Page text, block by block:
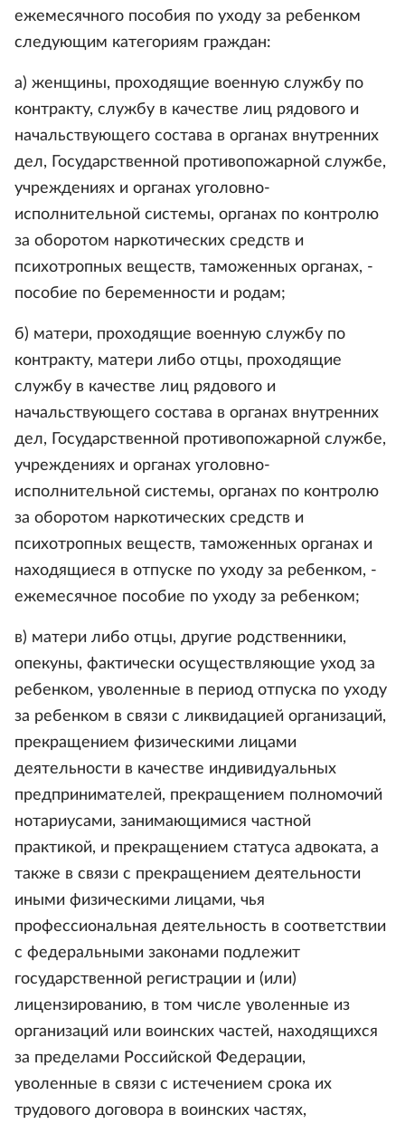
ежемесячного пособия по уходу за ребенком
следующим категориям граждан:
а) женщины, проходящие военную службу по
контракту, службу в качестве лиц рядового и
начальствующего состава в органах внутренних
дел, Государственной противопожарной службе,
учреждениях и органах уголовно-
исполнительной системы, органах по контролю
за оборотом наркотических средств и
психотропных веществ, таможенных органах, -
пособие по беременности и родам;
б) матери, проходящие военную службу по
контракту, матери либо отцы, проходящие
службу в качестве лиц рядового и
начальствующего состава в органах внутренних
дел, Государственной противопожарной службе,
учреждениях и органах уголовно-
исполнительной системы, органах по контролю
за оборотом наркотических средств и
психотропных веществ, таможенных органах и
находящиеся в отпуске по уходу за ребенком, -
ежемесячное пособие по уходу за ребенком;
в) матери либо отцы, другие родственники,
опекуны, фактически осуществляющие уход за
ребенком, уволенные в период отпуска по уходу
за ребенком в связи с ликвидацией организаций,
прекращением физическими лицами
деятельности в качестве индивидуальных
предпринимателей, прекращением полномочий
нотариусами, занимающимися частной
практикой, и прекращением статуса адвоката, а
также в связи с прекращением деятельности
иными физическими лицами, чья
профессиональная деятельность в соответствии
с федеральными законами подлежит
государственной регистрации и (или)
лицензированию, в том числе уволенные из
организаций или воинских частей, находящихся
за пределами Российской Федерации,
уволенные в связи с истечением срока их
трудового договора в воинских частях,